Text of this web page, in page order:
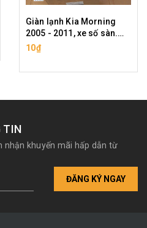
Giàn lạnh Kia Morning
2005 - 2011, xe số sàn.
Dàn lạnh, két lạnh điều
10₫
TIN
nhận khuyến mãi hấp dẫn từ
ĐĂNG KÝ NGAY